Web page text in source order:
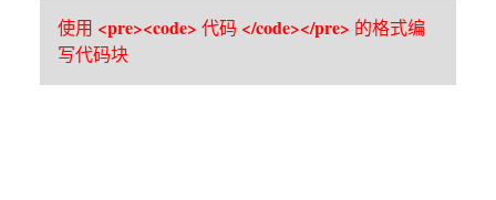
使用 <pre><code> 代码 </code></pre> 的格式编
写代码块